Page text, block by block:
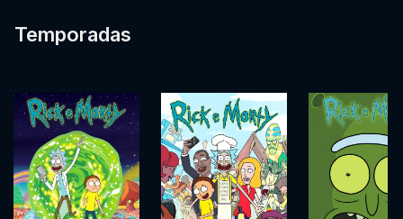
Temporadas